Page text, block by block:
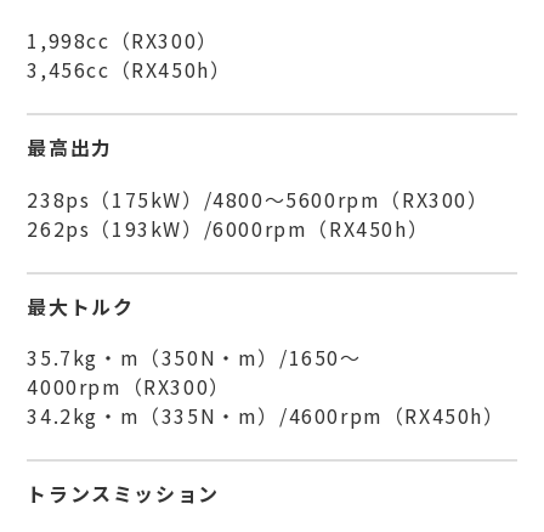
1,998cc（RX300）
3,456cc（RX450h）
最高出力
238ps（175kW）/4800～5600rpm（RX300）
262ps（193kW）/6000rpm（RX450h）
最大トルク
35.7kg・m（350N・m）/1650～
4000rpm（RX300）
34.2kg・m（335N・m）/4600rpm（RX450h）
トランスミッション